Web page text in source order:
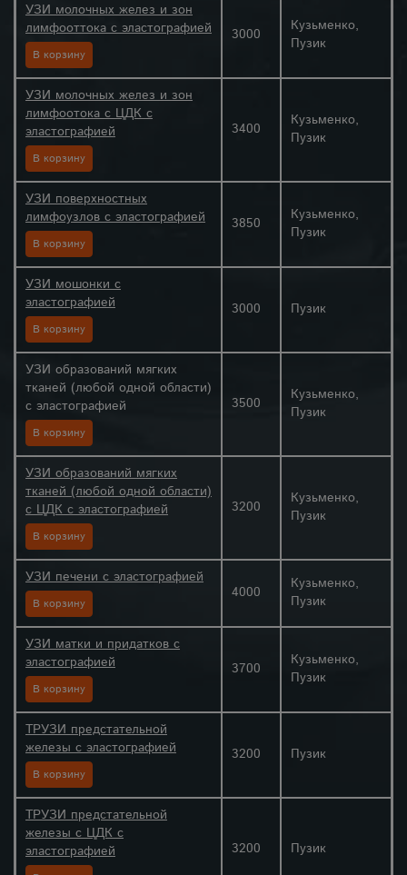
УЗИ молочных желез и зон
лимфооттока с эластографией
В корзину
3000
Кузьменко,
Пузик
УЗИ молочных желез и зон
лимфоотока с ЦДК с
эластографией
В корзину
3400
Кузьменко,
Пузик
УЗИ поверхностных
лимфоузлов с эластографией
В корзину
3850
Кузьменко,
Пузик
УЗИ мошонки с
эластографией
В корзину
3000 Пузик
УЗИ образований мягких
тканей (любой одной области)
с эластографией
В корзину
3500
Кузьменко,
Пузик
УЗИ образований мягких
тканей (любой одной области)
с ЦДК с эластографией
В корзину
3200
Кузьменко,
Пузик
УЗИ печени с эластографией
В корзину
4000
Кузьменко,
Пузик
УЗИ матки и придатков с
эластографией
В корзину
3700
Кузьменко,
Пузик
ТРУЗИ предстательной
железы с эластографией
В корзину
3200 Пузик
ТРУЗИ предстательной
железы с ЦДК с
эластографией
3200 Пузик